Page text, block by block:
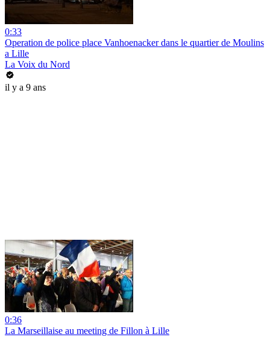
0:33
Operation de police place Vanhoenacker dans le quartier de Moulins
a Lille
La Voix du Nord
il y a 9 ans
0:36
La Marseillaise au meeting de Fillon à Lille